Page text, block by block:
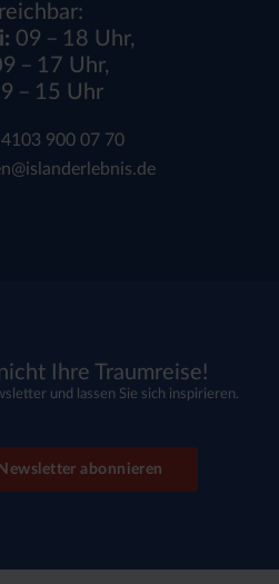
09 – 18 Uhr,
– 17 Uhr,
– 15 Uhr
900 07 70
Ihre Traumreise!
und lassen Sie sich inspirieren.
abonnieren